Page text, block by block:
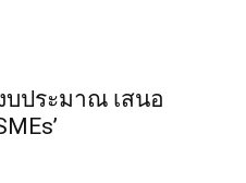
บประมาณ เสนอ